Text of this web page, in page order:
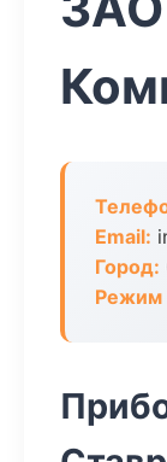
Email:
Город:
Режим